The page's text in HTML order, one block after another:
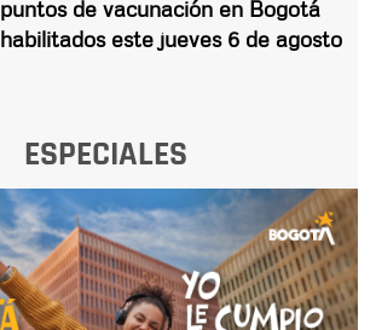
puntos de vacunación en Bogotá
habilitados este jueves 6 de agosto
ESPECIALES